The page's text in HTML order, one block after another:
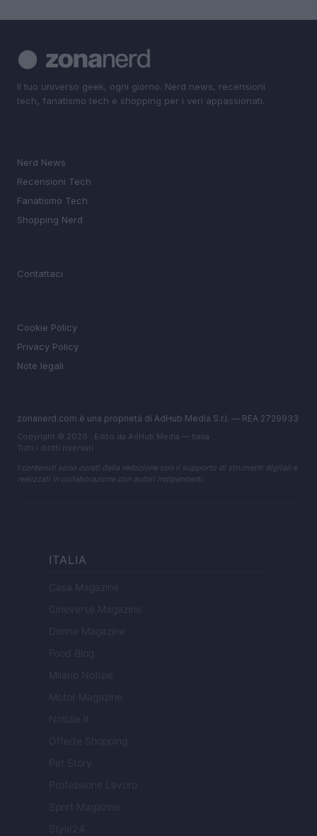
Il tuo universo geek, ogni giorno. Nerd news, recensioni
tech, fanatismo tech e shopping per i veri appassionati.
Nerd News
Recensioni Tech
Fanatismo Tech
Shopping Nerd
Contattaci
Cookie Policy
Privacy Policy
Note legali
zonanerd.com è una proprietà di AdHub Media S.r.l. — REA 2729933
Copyright © 2026 · Edito da AdHub Media — Italia
Tutti i diritti riservati
I contenuti sono curati dalla redazione con il supporto di strumenti digitali e
realizzati in collaborazione con autori indipendenti.
ITALIA
Casa Magazine
Cineverse Magazine
Donne Magazine
Food Blog
Milano Notizie
Motor Magazine
Notizie.it
Offerte Shopping
Pet Story
Professione Lavoro
Sport Magazine
Style24